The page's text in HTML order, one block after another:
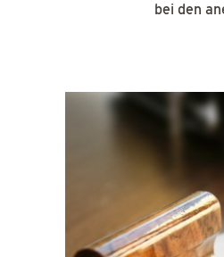
bei den